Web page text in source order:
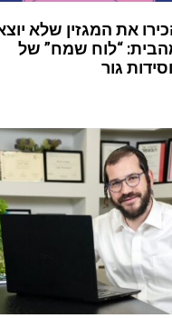
את המגזין שלא
“לוח שמח” של
גור